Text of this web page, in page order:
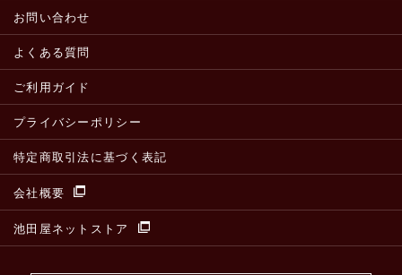
お問い合わせ
よくある質問
ご利用ガイド
プライバシーポリシー
特定商取引法に基づく表記
会社概要
池田屋ネットストア